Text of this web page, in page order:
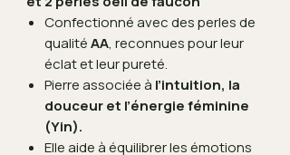
Confectionné avec des perles de
qualitéAA, reconnues pour leur
éclat et leur pureté.
Pierre associée à l’intuition, la
douceur et l’énergie féminine
(Yin).
Elle aide à équilibrer les émotions